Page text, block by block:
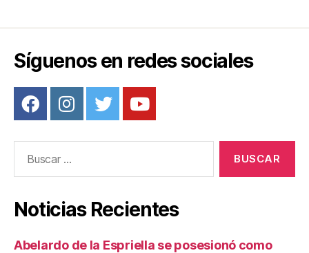
Síguenos en redes sociales
Noticias Recientes
Abelardo de la Espriella se posesionó como